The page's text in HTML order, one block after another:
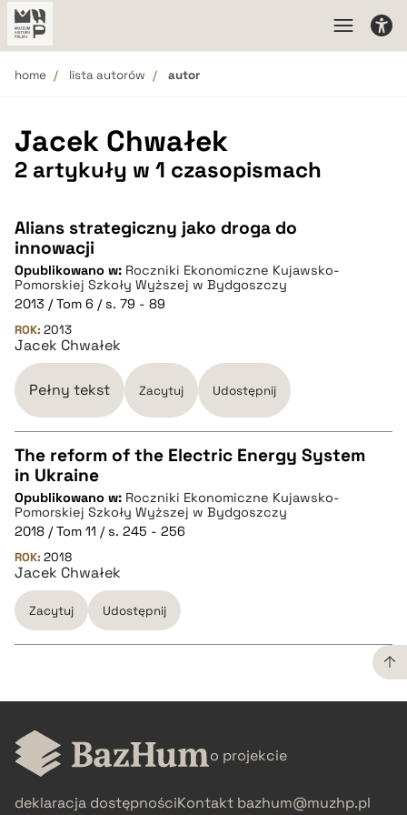
home lista autorów autor
Jacek Chwałek
2 artykuły w 1 czasopismach
Alians strategiczny jako droga do
innowacji
Opublikowano w: Roczniki Ekonomiczne Kujawsko-
Pomorskiej Szkoły Wyższej w Bydgoszczy
2013 / Tom 6 / s. 79 - 89
ROK: 2013
Jacek Chwałek
Pełny tekst Zacytuj Udostępnij
CZYSTY TEKST
pobierz cytat
BIBTEX
pobierz cytat
The reform of the Electric Energy System
in Ukraine
Opublikowano w: Roczniki Ekonomiczne Kujawsko-
Pomorskiej Szkoły Wyższej w Bydgoszczy
2018 / Tom 11 / s. 245 - 256
ROK: 2018
Jacek Chwałek
Zacytuj Udostępnij
CZYSTY TEKST
pobierz cytat o projekcie
deklaracja dostępnościKontakt bazhum@muzhp.pl